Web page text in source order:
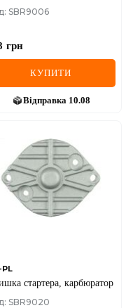
SBR9006
грн
КУПИТИ
Відправка 10.08
PL
стартера, карбюратор
SBR9020